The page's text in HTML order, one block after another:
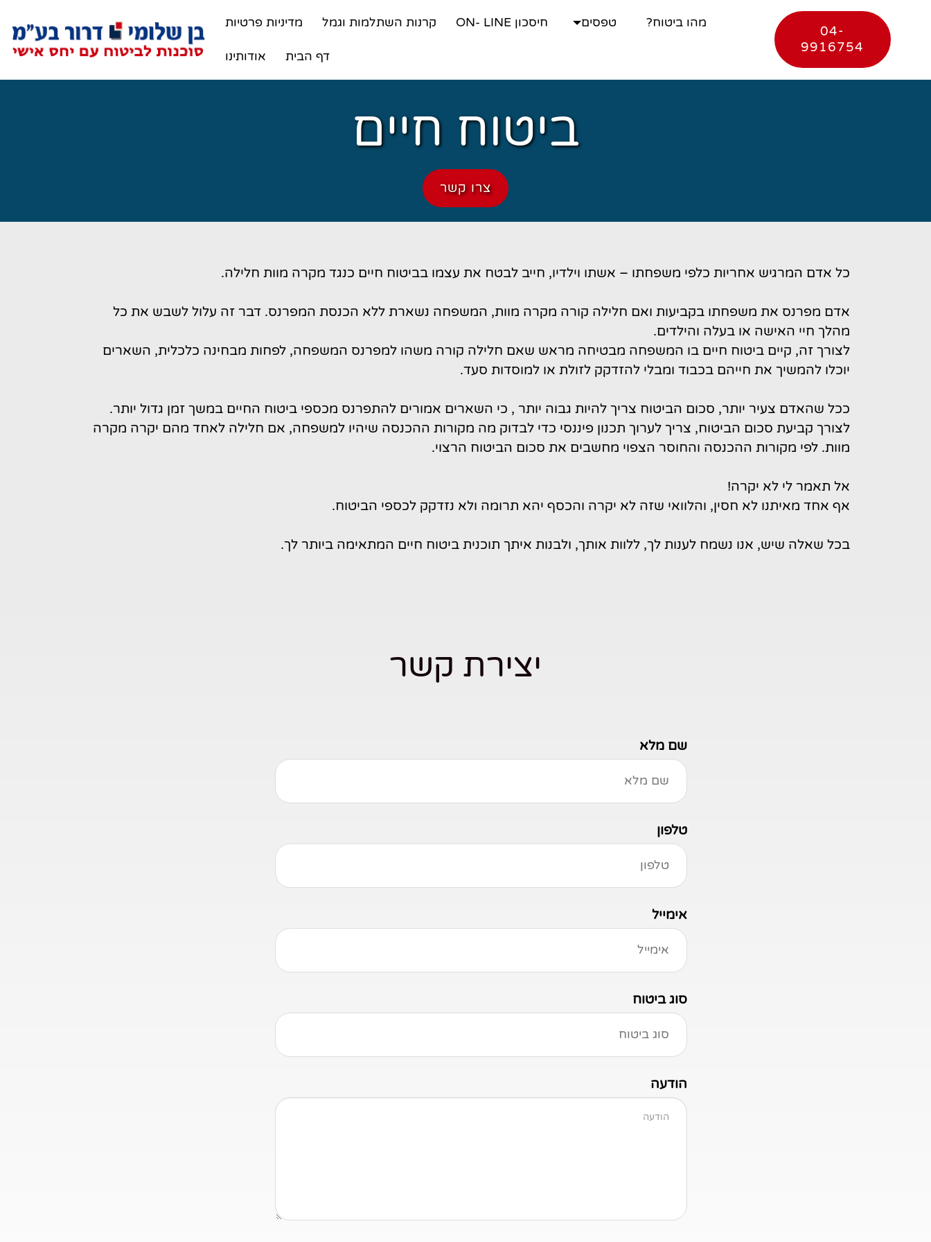
menu_dir=1
מדיניות פרטיות קרנות השתלמות וגמל חיסכון ON- LINE טפסים מהו ביטוח?
אודותינו דף הבית
04-
9916754
ביטוח חיים
צרו קשר
כל אדם המרגיש אחריות כלפי משפחתו – אשתו וילדיו, חייב לבטח את עצמו בביטוח חיים כנגד מקרה מוות חלילה.
אדם מפרנס את משפחתו בקביעות ואם חלילה קורה מקרה מוות, המשפחה נשארת ללא הכנסת המפרנס. דבר זה עלול לשבש את כל
מהלך חיי האישה או בעלה והילדים.
לצורך זה, קיים ביטוח חיים בו המשפחה מבטיחה מראש שאם חלילה קורה משהו למפרנס המשפחה, לפחות מבחינה כלכלית, השארים
יוכלו להמשיך את חייהם בכבוד ומבלי להזדקק לזולת או למוסדות סעד.
ככל שהאדם צעיר יותר, סכום הביטוח צריך להיות גבוה יותר , כי השארים אמורים להתפרנס מכספי ביטוח החיים במשך זמן גדול יותר.
לצורך קביעת סכום הביטוח, צריך לערוך תכנון פיננסי כדי לבדוק מה מקורות ההכנסה שיהיו למשפחה, אם חלילה לאחד מהם יקרה מקרה
מוות. לפי מקורות ההכנסה והחוסר הצפוי מחשבים את סכום הביטוח הרצוי.
אל תאמר לי לא יקרה!
אף אחד מאיתנו לא חסין, והלוואי שזה לא יקרה והכסף יהא תרומה ולא נזדקק לכספי הביטוח.
בכל שאלה שיש, אנו נשמח לענות לך, ללוות אותך, ולבנות איתך תוכנית ביטוח חיים המתאימה ביותר לך.
יצירת קשר
שם מלא
טלפון
אימייל
סוג ביטוח
הודעה